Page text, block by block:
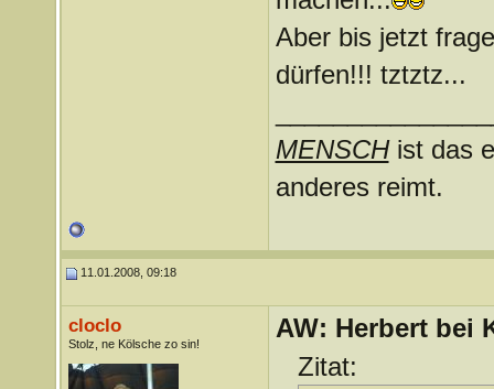
Aber bis jetzt
dürfen!!! tztztz...
MENSCHist das
anderes reimt.
11.01.2008, 09:18
cloclo
Stolz, ne Kölsche zo sin!
AW: Herbert bei
Zitat: